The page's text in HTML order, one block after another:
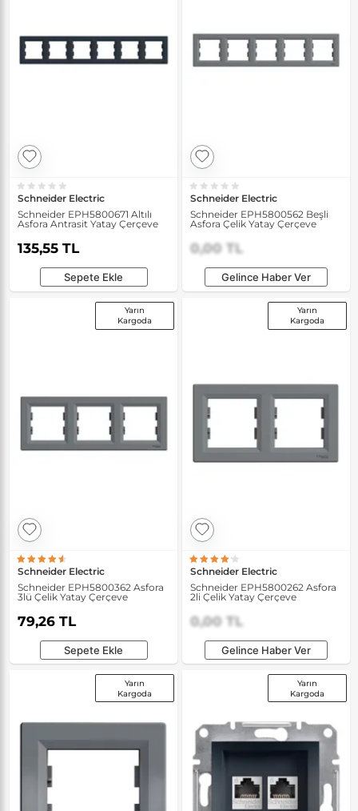
Schneider Electric
Schneider EPH5800671 Altılı
Asfora Antrasit Yatay Çerçeve
135,55 TL
Sepete Ekle
Schneider Electric
Schneider EPH5800562 Beşli
Asfora Çelik Yatay Çerçeve
0,00 TL
Gelince Haber Ver
Yarın
Kargoda
Schneider Electric
Schneider EPH5800362 Asfora
3lü Çelik Yatay Çerçeve
79,26 TL
Sepete Ekle
Yarın
Kargoda
Schneider Electric
Schneider EPH5800262 Asfora
2li Çelik Yatay Çerçeve
0,00 TL
Gelince Haber Ver
Yarın
Kargoda
Yarın
Kargoda